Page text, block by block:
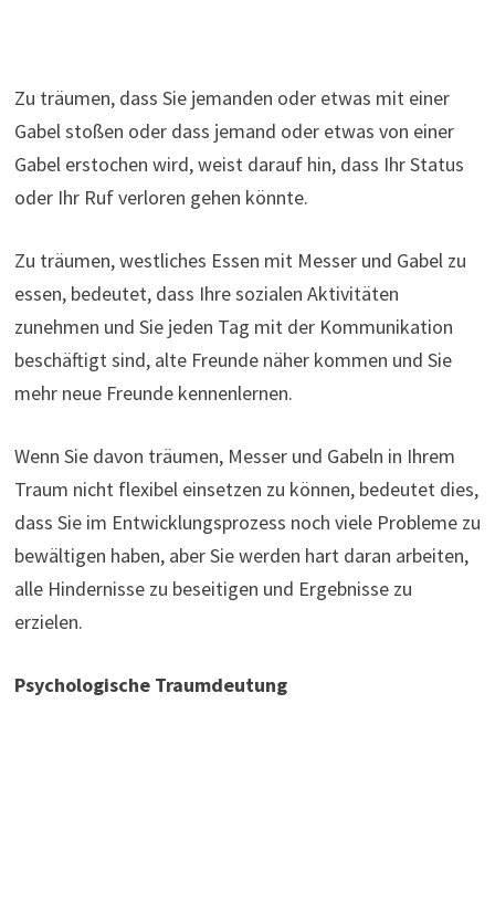
Zu träumen, dass Sie jemanden oder etwas mit einer
Gabel stoßen oder dass jemand oder etwas von einer
Gabel erstochen wird, weist darauf hin, dass Ihr Status
oder Ihr Ruf verloren gehen könnte.
Zu träumen, westliches Essen mit Messer und Gabel zu
essen, bedeutet, dass Ihre sozialen Aktivitäten
zunehmen und Sie jeden Tag mit der Kommunikation
beschäftigt sind, alte Freunde näher kommen und Sie
mehr neue Freunde kennenlernen.
Wenn Sie davon träumen, Messer und Gabeln in Ihrem
Traum nicht flexibel einsetzen zu können, bedeutet dies,
dass Sie im Entwicklungsprozess noch viele Probleme zu
bewältigen haben, aber Sie werden hart daran arbeiten,
alle Hindernisse zu beseitigen und Ergebnisse zu
erzielen.
Psychologische Traumdeutung